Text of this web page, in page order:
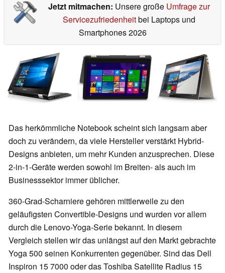
Jetzt mitmachen: Unsere große Umfrage zur
Servicezufriedenheitbei Laptops und
Smartphones 2026
Das herkömmliche Notebook scheint sich langsam aber
doch zu verändern, da viele Hersteller verstärkt Hybrid-
Designs anbieten, um mehr Kunden anzusprechen. Diese
2-in-1-Geräte werden sowohl im Breiten- als auch im
Businesssektor immer üblicher.
360-Grad-Scharniere gehören mittlerweile zu den
geläufigsten Convertible-Designs und wurden vor allem
durch die Lenovo-Yoga-Serie bekannt. In diesem
Vergleich stellen wir das unlängst auf den Markt gebrachte
Yoga 500 seinen Konkurrenten gegenüber. Sind das Dell
Inspiron 15 7000 oder das Toshiba Satellite Radius 15